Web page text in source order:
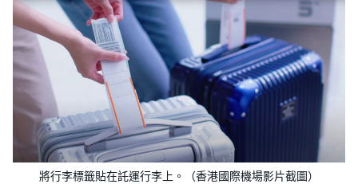
將行李標籤貼在託運行李上。（​​香港國際機場影片截圖）